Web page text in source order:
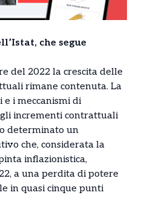
che segue
del 2022 la crescita delle
rimane contenuta. La
i meccanismi di
incrementi contrattuali
determinato un
che, considerata la
inflazionistica,
a una perdita di potere
in quasi cinque punti